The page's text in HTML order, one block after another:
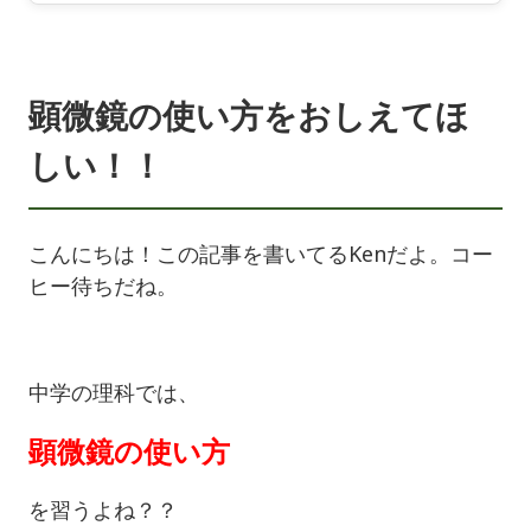
顕微鏡の使い方をおしえてほ
しい！！
こんにちは！この記事を書いてるKenだよ。コー
ヒー待ちだね。
中学の理科では、
顕微鏡の使い方
を習うよね？？